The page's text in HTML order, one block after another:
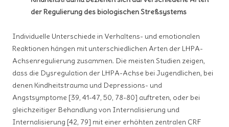
der Regulierung des biologischen Streßsystems
Individuelle Unterschiede in Verhaltens- und emotionalen
Reaktionen hängen mit unterschiedlichen Arten der LHPA-
Achsenregulierung zusammen. Die meisten Studien zeigen,
dass die Dysregulation der LHPA-Achse bei Jugendlichen, bei
denen Kindheitstrauma und Depressions- und
Angstsymptome [39, 41-47, 50, 78-80] auftreten, oder bei
gleichzeitiger Behandlung von Internalisierung und
Internalisierung [42, 79] mit einer erhöhten zentralen CRF